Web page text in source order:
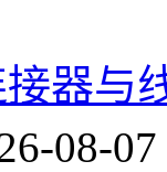
器与
08-